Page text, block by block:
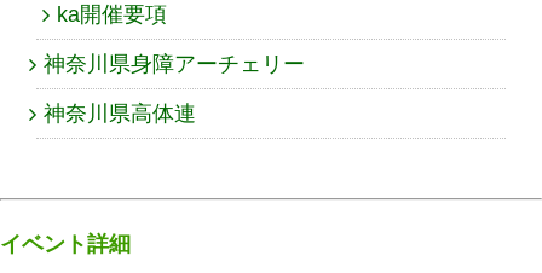
ka開催要項
神奈川県身障アーチェリー
神奈川県高体連
イベント詳細